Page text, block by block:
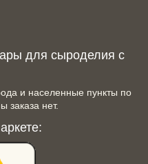
для сыроделия с
и населенные пункты по
заказа нет.